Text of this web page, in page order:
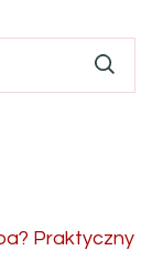
Praktyczny